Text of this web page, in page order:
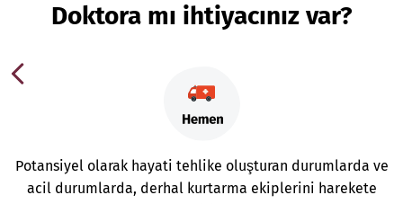
Doktora mı ihtiyacınız var?
Potansiyel olarak hayati tehlike oluşturan durumlarda ve
acil durumlarda, derhal kurtarma ekiplerini harekete